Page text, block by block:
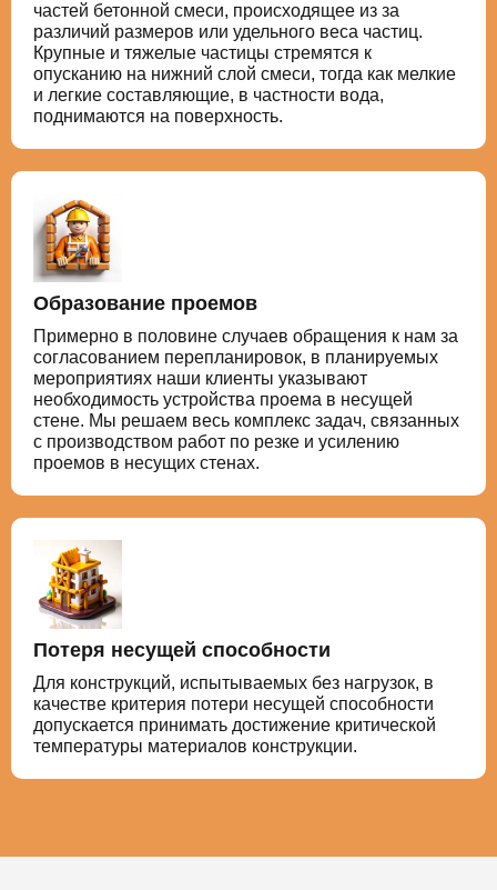
частей бетонной смеси, происходящее из за
различий размеров или удельного веса частиц.
Крупные и тяжелые частицы стремятся к
опусканию на нижний слой смеси, тогда как мелкие
и легкие составляющие, в частности вода,
поднимаются на поверхность.
Образование проемов
Примерно в половине случаев обращения к нам за
согласованием перепланировок, в планируемых
мероприятиях наши клиенты указывают
необходимость устройства проема в несущей
стене. Мы решаем весь комплекс задач, связанных
с производством работ по резке и усилению
проемов в несущих стенах.
Потеря несущей способности
Для конструкций, испытываемых без нагрузок, в
качестве критерия потери несущей способности
допускается принимать достижение критической
температуры материалов конструкции.